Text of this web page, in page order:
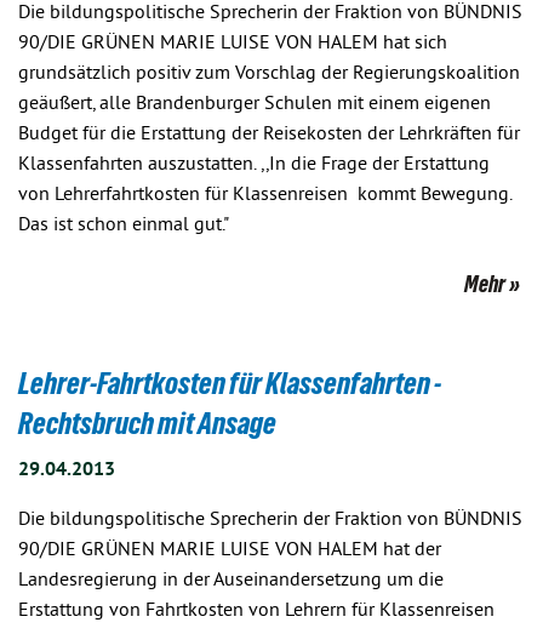
Die bildungspolitische Sprecherin der Fraktion von BÜNDNIS
90/DIE GRÜNEN MARIE LUISE VON HALEM hat sich
grundsätzlich positiv zum Vorschlag der Regierungskoalition
geäußert, alle Brandenburger Schulen mit einem eigenen
Budget für die Erstattung der Reisekosten der Lehrkräften für
Klassenfahrten auszustatten. ,,In die Frage der Erstattung
von Lehrerfahrtkosten für Klassenreisen kommt Bewegung.
Das ist schon einmal gut."
Mehr
Lehrer-Fahrtkosten für Klassenfahrten -
Rechtsbruch mit Ansage
29.04.2013
Die bildungspolitische Sprecherin der Fraktion von BÜNDNIS
90/DIE GRÜNEN MARIE LUISE VON HALEM hat der
Landesregierung in der Auseinandersetzung um die
Erstattung von Fahrtkosten von Lehrern für Klassenreisen